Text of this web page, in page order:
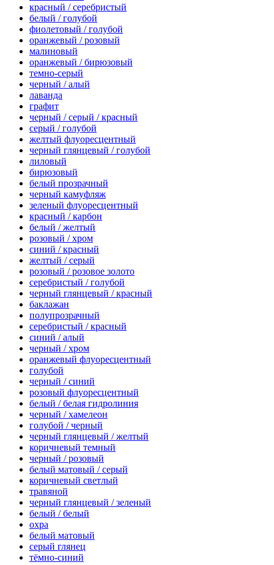
красный / серебристый
белый / голубой
фиолетовый / голубой
оранжевый / розовый
малиновый
оранжевый / бирюзовый
темно-серый
черный / алый
лаванда
графит
черный / серый / красный
серый / голубой
желтый флуоресцентный
черный глянцевый / голубой
лиловый
бирюзовый
белый прозрачный
черный камуфляж
зеленый флуоресцентный
красный / карбон
белый / желтый
розовый / хром
синий / красный
желтый / серый
розовый / розовое золото
серебристый / голубой
черный глянцевый / красный
баклажан
полупрозрачный
серебристый / красный
синий / алый
черный / хром
оранжевый флуоресцентный
голубой
черный / синий
розовый флуоресцентный
белый / белая гидролиния
черный / хамелеон
голубой / черный
черный глянцевый / желтый
коричневый темный
черный / розовый
белый матовый / серый
коричневый светлый
травяной
черный глянцевый / зеленый
белый / белый
охра
белый матовый
серый глянец
тёмно-синий